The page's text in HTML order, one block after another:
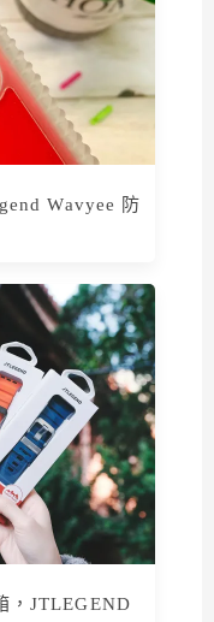
Wavyee 防
，JTLEGEND